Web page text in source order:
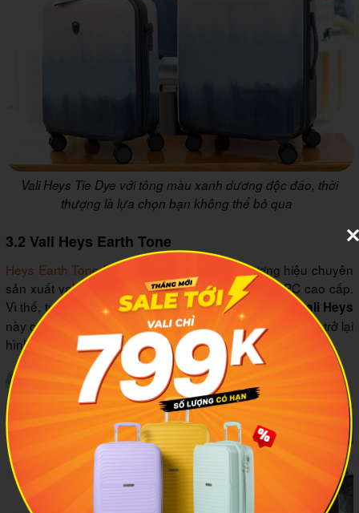
Vali Heys Tie Dye với tông màu xanh dương độc đáo, thời
thượng là lựa chọn bạn không thể bỏ qua
3.2 Vali Heys Earth Tone
Heys Earth Tonelà một thiết kế khác của thương hiệu chuyên
sản xuất vali từ Canada được làm từ 100% nhựa PC cao cấp.
Vì thế, tương tự những thiết kế ra mắt trước đó, mẫuvali Heys
này có khả năng chịu được va đập mạnh, dễ dàng quay trở lại
hình dáng ban đầu.